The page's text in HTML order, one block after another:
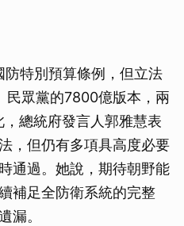
特別預算條例，但立法
民眾黨的7800億版本，兩
總統府發言人郭雅慧表
，但仍有多項具高度必要
通過。她說，期待朝野能
補足全防衛系統的完整
漏。